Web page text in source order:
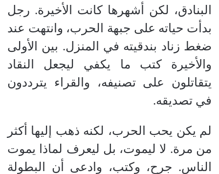
البنادق، لكن أشهرها كانت الأخيرة. رجل
بدأت حياته على جبهة الحرب، وانتهت عند
ضغط زناد بندقيته في المنزل. بين الأولى
والأخيرة كتب ما يكفي ليجعل النقاد
يتقاتلون على تصنيفه، والقراء يترددون
في تصديقه.
لم يكن يحب الحرب، لكنه ذهب إليها أكثر
من مرة. لا ليموت، بل ليعرف لماذا يموت
الناس. جرح، وكتب، وادعى أن البطولة